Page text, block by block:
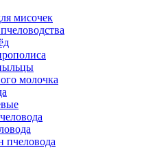
мисочек
молочка
пчеловода